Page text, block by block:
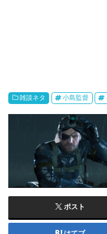
雑談ネタ 小島監督
ポスト